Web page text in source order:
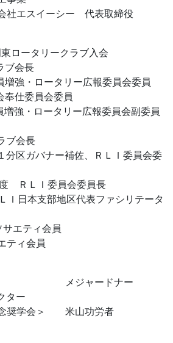
スイーシー 代表取締役
ロータリークラブ入会
ブ会長
強・ロータリー広報委員会委員
仕委員会委員
強・ロータリー広報委員会副委員
ブ会長
区ガバナー補佐、ＲＬＩ委員会委
ＲＬＩ委員会委員長
日本支部地区代表ファシリテータ
エティ会員
ティ会員
団＞ メジャードナー
ター
念奨学会＞ 米山功労者